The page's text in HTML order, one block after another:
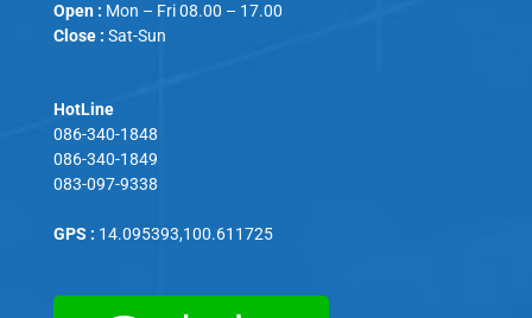
Open : Mon – Fri 08.00 – 17.00
Close : Sat-Sun
HotLine
086-340-1848
086-340-1849
083-097-9338
GPS : 14.095393,100.611725